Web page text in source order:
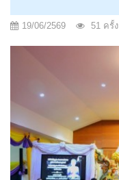
19/06/2569 51 ครั้ง